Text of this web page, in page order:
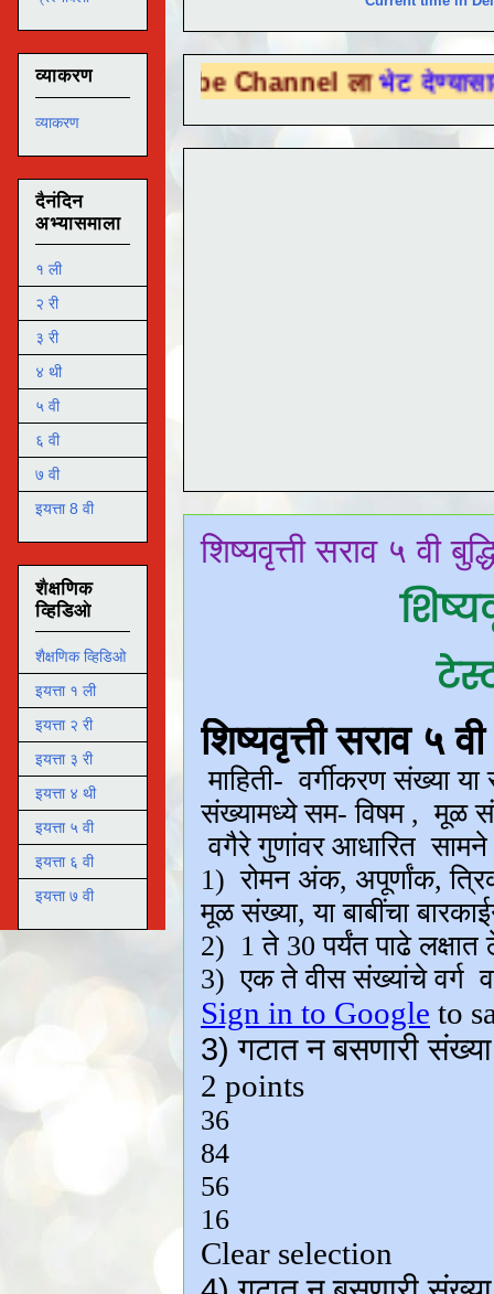
Tube Channel लाभेट देण्यासाठी येथे क्लिक
शिष्यवृत्ती सराव ५ वी
व्याकरण
व्याकरण
दैनंदिन
अभ्यासमाला
१ ली
२ री
३ री
४ थी
५ वी
६ वी
७ वी
इयत्ता 8 वी
शैक्षणिक
व्हिडिओ
शैक्षणिक व्हिडिओ
इयत्ता १ ली
इयत्ता २ री
इयत्ता ३ री
इयत्ता ४ थी
इयत्ता ५ वी
इयत्ता ६ वी
इयत्ता ७ वी